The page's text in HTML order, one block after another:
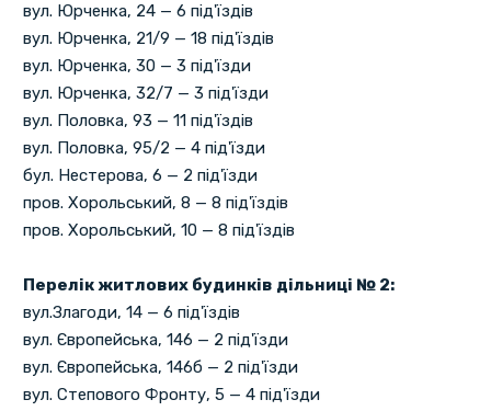
вул. Юрченка, 24 — 6 під'їздів
вул. Юрченка, 21/9 — 18 під'їздів
вул. Юрченка, 30 — 3 під'їзди
вул. Юрченка, 32/7 — 3 під'їзди
вул. Половка, 93 — 11 під'їздів
вул. Половка, 95/2 — 4 під'їзди
бул. Нестерова, 6 — 2 під'їзди
пров. Хорольський, 8 — 8 під'їздів
пров. Хорольський, 10 — 8 під'їздів
Перелік житлових будинків дільниці № 2:
вул.Злагоди, 14 — 6 під'їздів
вул. Європейська, 146 — 2 під'їзди
вул. Європейська, 146б — 2 під'їзди
вул. Степового Фронту, 5 — 4 під'їзди